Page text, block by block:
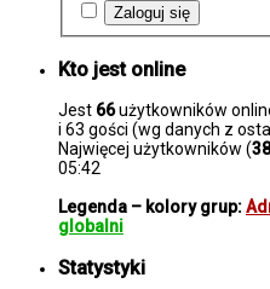
Kto jest online
Jest 66użytkowników
i 63 gości (wg danych z
Najwięcej użytkowników (
05:42
Legenda – kolory grup:
globalni
Statystyki